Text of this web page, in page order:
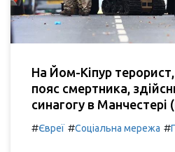
На Йом-Кіпур
пояс смертника,
синагогу в Манчестері
#Євреї #Соціальна мережа #